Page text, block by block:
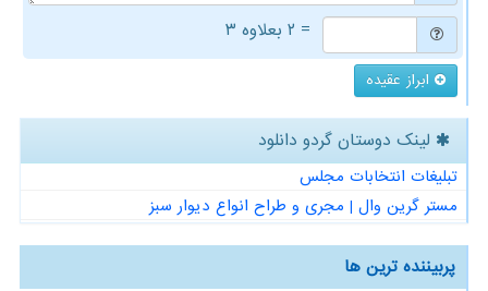
= ۲ بعلاوه ۳
ابراز عقیده
لینک دوستان گردو دانلود
تبلیغات انتخابات مجلس
مستر گرین وال | مجری و طراح انواع دیوار سبز
پربیننده ترین ها